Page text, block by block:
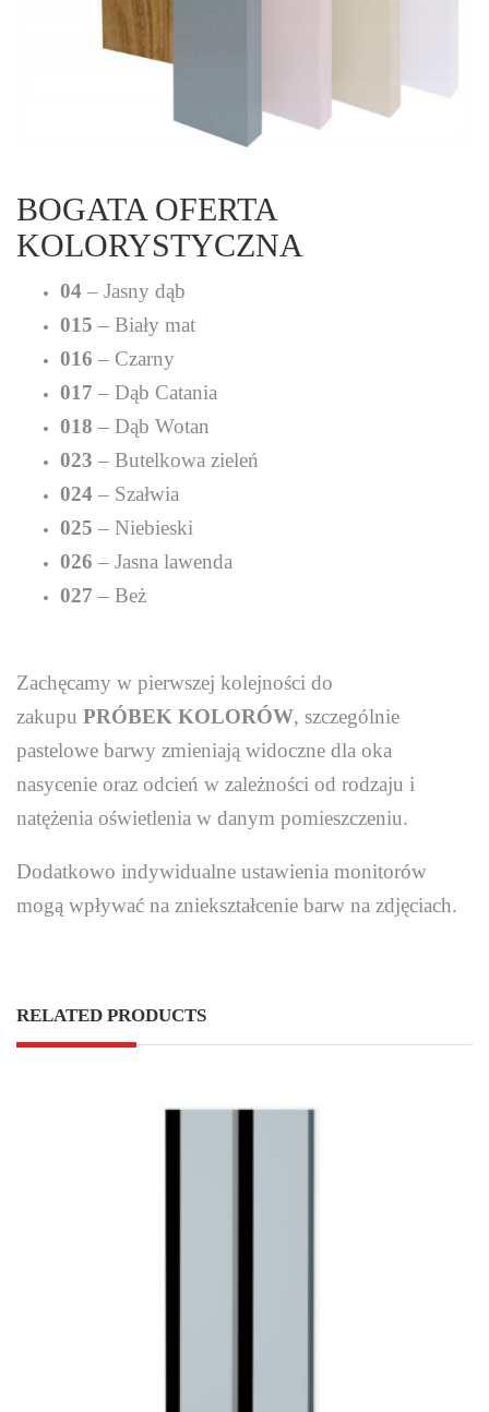
BOGATA OFERTA
KOLORYSTYCZNA
04 – Jasny dąb
015 – Biały mat
016 – Czarny
017 – Dąb Catania
018 – Dąb Wotan
023 – Butelkowa zieleń
024 – Szałwia
025 – Niebieski
026 – Jasna lawenda
027 – Beż
Zachęcamy w pierwszej kolejności do
zakupu PRÓBEK KOLORÓW, szczególnie
pastelowe barwy zmieniają widoczne dla oka
nasycenie oraz odcień w zależności od rodzaju i
natężenia oświetlenia w danym pomieszczeniu.
Dodatkowo indywidualne ustawienia monitorów
mogą wpływać na zniekształcenie barw na zdjęciach.
RELATED PRODUCTS